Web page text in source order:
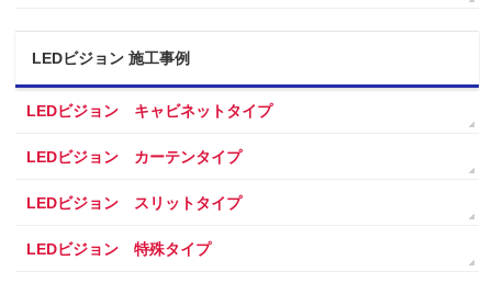
LEDビジョン 施工事例
LEDビジョン キャビネットタイプ
LEDビジョン カーテンタイプ
LEDビジョン スリットタイプ
LEDビジョン 特殊タイプ